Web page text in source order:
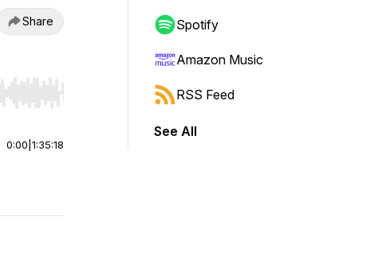
Share
or end. Hold shift to jump forward or backward.
0:00 1:35:18
Spotify
Amazon Music
RSS Feed
See All